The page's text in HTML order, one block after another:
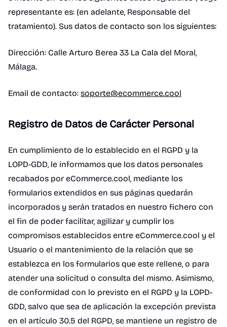
representante es: (en adelante, Responsable del
tratamiento). Sus datos de contacto son los siguientes:
Dirección: Calle Arturo Berea 33 La Cala del Moral,
Málaga.
Email de contacto: soporte@ecommerce.cool
Registro de Datos de Carácter Personal
En cumplimiento de lo establecido en el RGPD y la
LOPD-GDD, le informamos que los datos personales
recabados por eCommerce.cool, mediante los
formularios extendidos en sus páginas quedarán
incorporados y serán tratados en nuestro fichero con
el fin de poder facilitar, agilizar y cumplir los
compromisos establecidos entre eCommerce.cool y el
Usuario o el mantenimiento de la relación que se
establezca en los formularios que este rellene, o para
atender una solicitud o consulta del mismo. Asimismo,
de conformidad con lo previsto en el RGPD y la LOPD-
GDD, salvo que sea de aplicación la excepción prevista
en el artículo 30.5 del RGPD, se mantiene un registro de